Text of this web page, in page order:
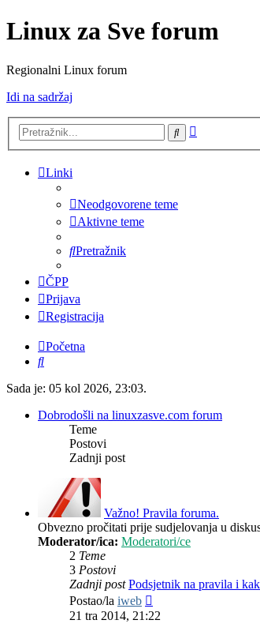
Linux za Sve forum
Regionalni Linux forum
Idi na sadržaj
Pretražnik
Linki
Neodgovorene teme
Aktivne teme
Pretražnik
ČPP
Prijava
Registracija
Početna
Pretražnik
Sada je: 05 kol 2026, 23:03.
Dobrodošli na linuxzasve.com forum
Teme
Postovi
Zadnji post
Važno! Pravila foruma.
Obvezno pročitati prije sudjelovanja u
Moderator/ica: Moderatori/ce
2 Teme
3 Postovi
Zadnji post Podsjetnik na pravila i
Postao/la iweb
post
21 tra 2014, 21:22